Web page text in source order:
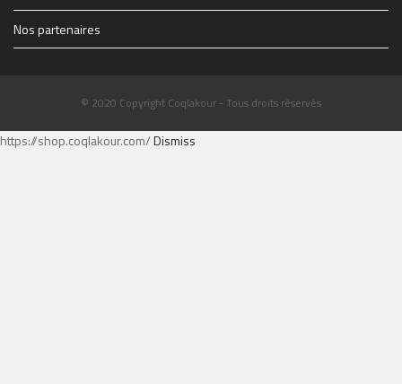
Nos partenaires
© 2020 Copyright Coqlakour - Tous droits réservés
https://shop.coqlakour.com/Dismiss